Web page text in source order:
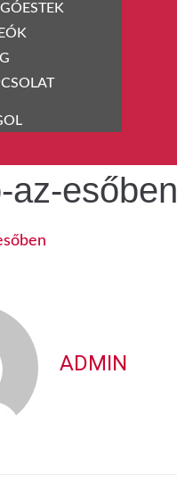
az-esőben
ADMIN